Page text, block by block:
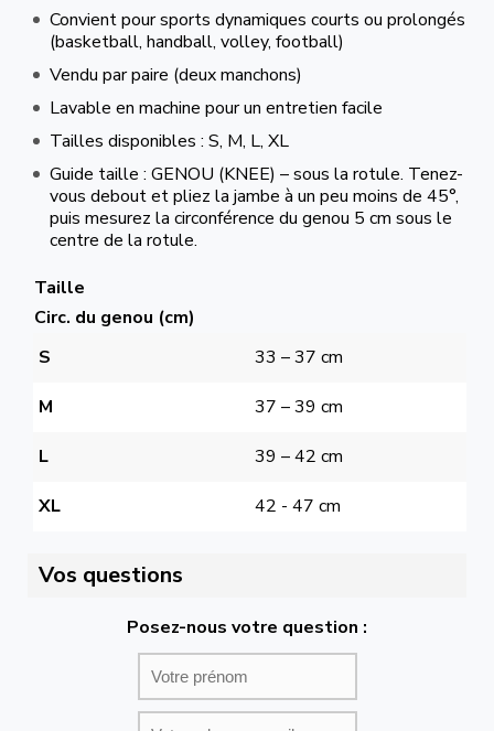
Convient pour sports dynamiques courts ou prolongés
(basketball, handball, volley, football)
Vendu par paire (deux manchons)
Lavable en machine pour un entretien facile
Tailles disponibles : S, M, L, XL
Guide taille : GENOU (KNEE) – sous la rotule. Tenez-
vous debout et pliez la jambe à un peu moins de 45°,
puis mesurez la circonférence du genou 5 cm sous le
centre de la rotule.
Taille
Circ. du genou (cm)
S
33 – 37 cm
M 37 – 39 cm
L 39 – 42 cm
XL 42 - 47 cm
Vos questions
Posez-nous votre question :